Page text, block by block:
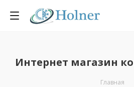
Интернет магазин
Главная